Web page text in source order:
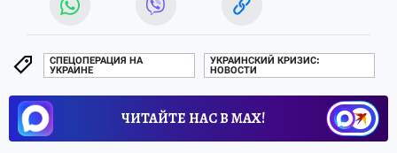
СПЕЦОПЕРАЦИЯ НА
УКРАИНЕ
УКРАИНСКИЙ КРИЗИС:
НОВОСТИ
ЧИТАЙТЕ НАС В МАХ!